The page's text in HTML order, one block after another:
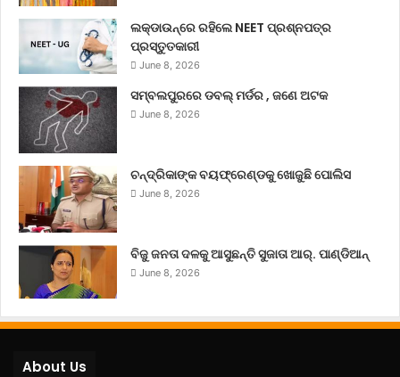
ଲକ୍‌ଡାଉନ୍‌ରେ ରହିଲେ NEET ପ୍ରଶ୍ନପତ୍ର
ପ୍ରସ୍ତୁତକାରୀ
June 8, 2026
ସମ୍ବଲପୁରରେ ଡବଲ୍ ମର୍ଡର , ଜଣେ ଅଟକ
June 8, 2026
ଚନ୍ଦ୍ରିକାଙ୍କ ବୟଫ୍ରେଣ୍ଡକୁ ଖୋଜୁଛି ପୋଲିସ
June 8, 2026
ବିଜୁ ଜନତା ଦଳକୁ ଆସୁଛନ୍ତି ସୁଜାତା ଆର୍‌. ପାଣ୍ଡିଆନ୍
June 8, 2026
About Us